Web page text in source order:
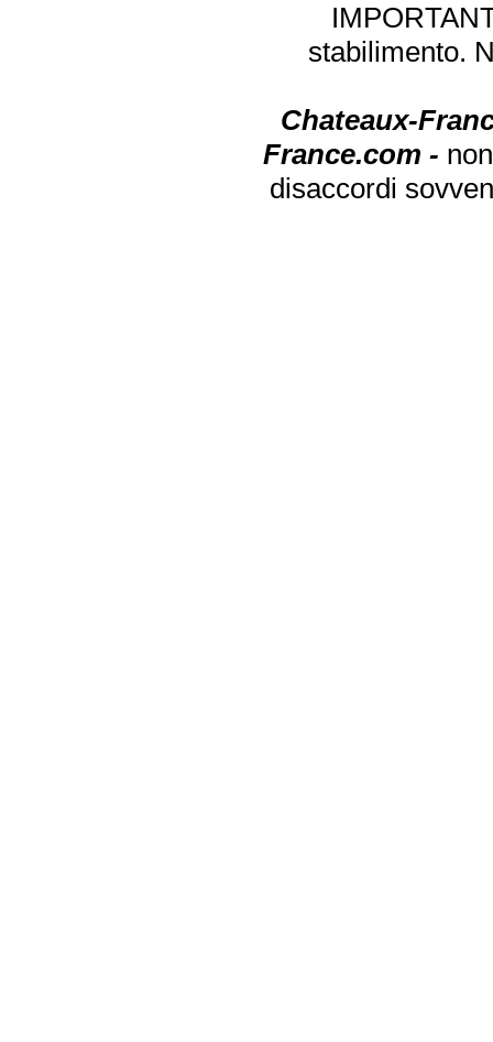
stabilimento.
Chateaux-
France.com -
disaccordi